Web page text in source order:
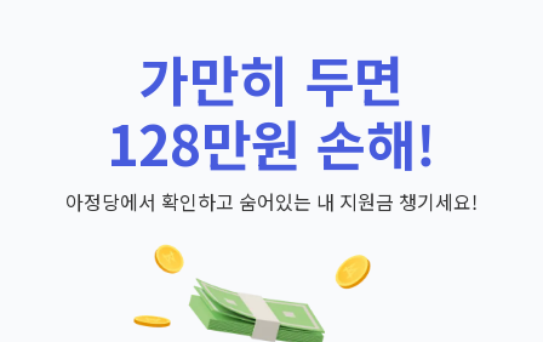
가만히 두면
128만원 손해!
아정당에서 확인하고 숨어있는 내 지원금 챙기세요!